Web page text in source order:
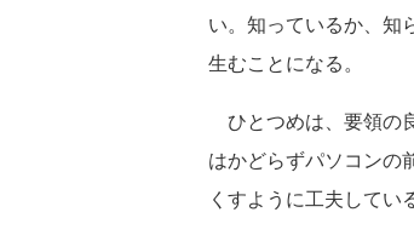
い。知っているか、知
生むことになる。
ひとつめは、要領の
はかどらずパソコン
くすように工夫してい